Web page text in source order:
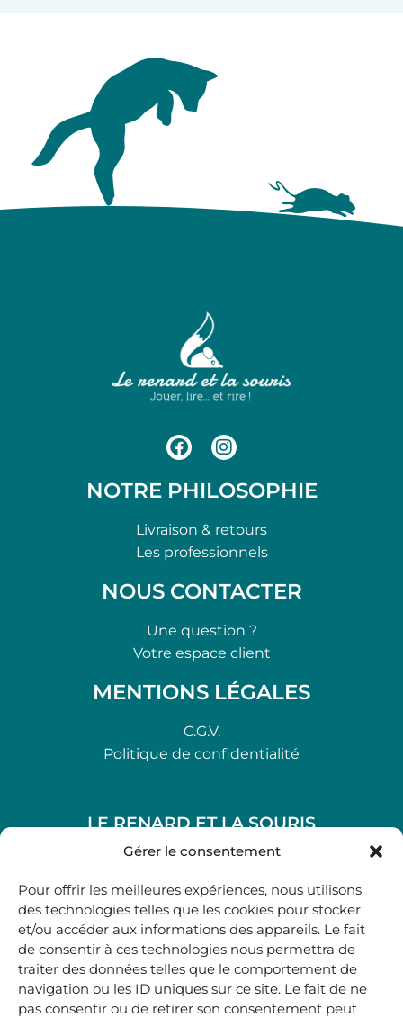
Gérer le consentement
Pour offrir les meilleures expériences, nous utilisons
des technologies telles que les cookies pour stocker
et/ou accéder aux informations des appareils. Le fait
de consentir à ces technologies nous permettra de
traiter des données telles que le comportement de
navigation ou les ID uniques sur ce site. Le fait de ne
pas consentir ou de retirer son consentement peut
NOTRE PHILOSOPHIE
Livraison & retours
Les professionnels
NOUS CONTACTER
Une question ?
Votre espace client
MENTIONS LÉGALES
C.G.V.
Politique de confidentialité
LE RENARD ET LA SOURIS
48, rue Maubec 33210 LANGON
05 40 41 37 18
.
MARDI AU SAMEDI
10H00-12H45 | 14H00 -19H00